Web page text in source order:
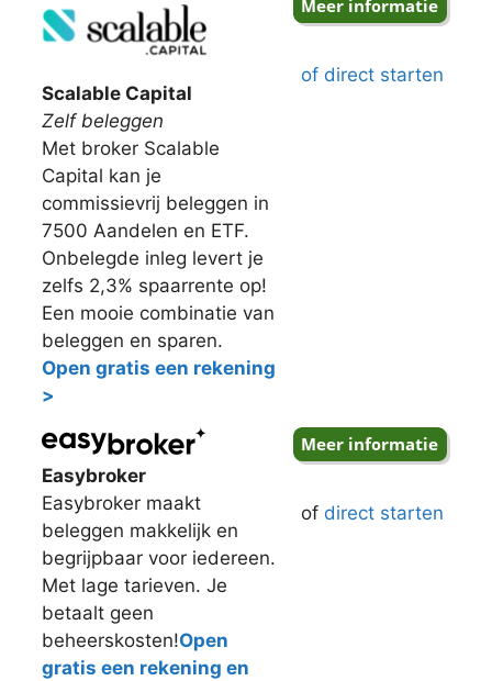
Scalable Capital
Zelf beleggen
Met broker Scalable
Capital kan je
commissievrij beleggen in
7500 Aandelen en ETF.
Onbelegde inleg levert je
zelfs 2,3% spaarrente op!
Een mooie combinatie van
beleggen en sparen.
Open gratis een rekening
>
of direct starten
Easybroker
Easybroker maakt
beleggen makkelijk en
begrijpbaar voor iedereen.
Met lage tarieven. Je
betaalt geen
beheerskosten!Open
gratis een rekening en
of direct starten